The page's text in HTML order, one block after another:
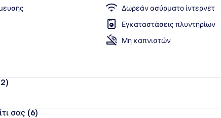
Δωρεάν ασύρματο ίντερνετ
Εγκαταστάσεις πλυντηρίων
Μη καπνιστών
σας (6)